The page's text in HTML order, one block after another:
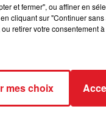
12h00 - 13h00
et fermer", ou affiner en
cliquant sur "Continuer
retirer votre consentement
mes choix